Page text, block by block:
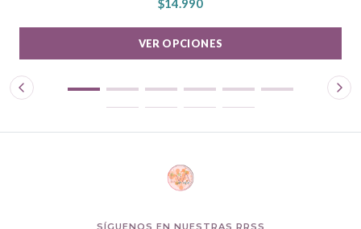
$14.990
VER OPCIONES
SÍGUENOS EN NUESTRAS RRSS